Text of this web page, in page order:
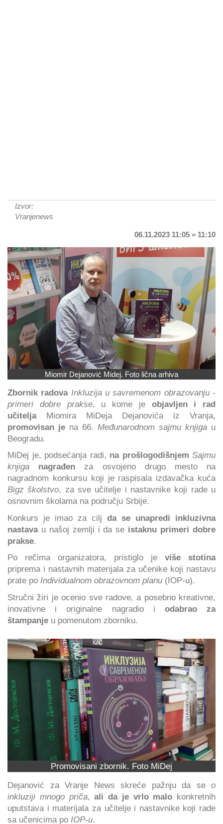
Izvor:
Vranjenews
06.11.2023 11:05 » 11:10
Miomir Dejanović Midej. Foto lična arhiva
Zbornik radova Inkluzija u savremenom obrazovanju -
primeri dobre prakse, u kome je objavljen i rad
učiteljaMiomira MiDeja Dejanovića iz Vranja,
promovisan je na 66. Međunarodnom sajmu knjiga u
Beogradu.
MiDej je, podsećanja radi, na prošlogodišnjem Sajmu
knjiga nagrađen za osvojeno drugo mesto na
nagradnom konkursu koji je raspisala izdavačka kuća
Bigz školstvo, za sve učitelje i nastavnike koji rade u
osnovnim školama na području Srbije.
Konkurs je imao za cilj da se unapredi inkluzivna
nastavau našoj zemlji i da se istaknu primeri dobre
prakse.
Po rečima organizatora, pristiglo je više stotina
priprema i nastavnih materijala za učenike koji nastavu
prate po Individualnom obrazovnom planu (IOP-u).
Stručni žiri je ocenio sve radove, a posebno kreativne,
inovativne i originalne nagradio i odabrao za
štampanje u pomenutom zborniku.
Promovisani zbornik. Foto MiDej
Dejanović za Vranje News skreće pažnju da se o
inkluziji mnogo priča, ali da je vrlo malo konkretnih
uputstava i materijala za učitelje i nastavnike koji rade
sa učenicima po IOP-u.